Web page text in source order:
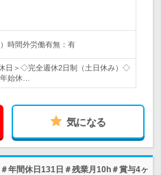
時間外労働有無：有
日＞◇完全週休2日制（土日休み）◇
始休…
気になる
年間休日131日＃残業月10h＃賞与4ヶ